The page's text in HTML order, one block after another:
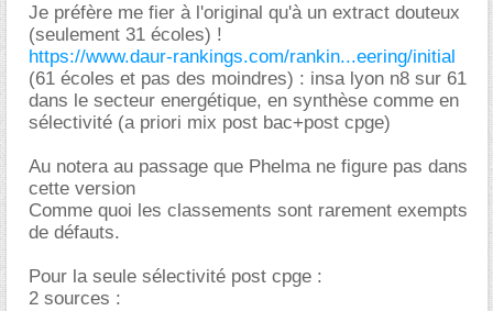
Je préfère me fier à l'original qu'à un extract douteux
(seulement 31 écoles) !
https://www.daur-rankings.com/rankin...eering/initial
(61 écoles et pas des moindres) : insa lyon n8 sur 61
dans le secteur energétique, en synthèse comme en
sélectivité (a priori mix post bac+post cpge)
Au notera au passage que Phelma ne figure pas dans
cette version
Comme quoi les classements sont rarement exempts
de défauts.
Pour la seule sélectivité post cpge :
2 sources :